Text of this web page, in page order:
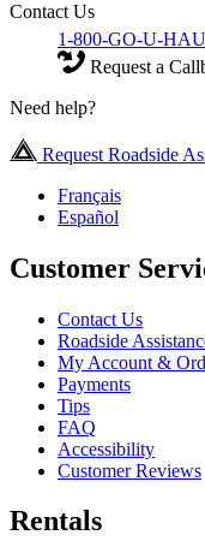
Contact Us
1-800-GO-U-
Request a
Need help?
Request Roadside
Français
Español
Customer
Contact Us
Roadside
My Account &
Payments
Tips
FAQ
Accessibility
Customer Reviews
Rentals